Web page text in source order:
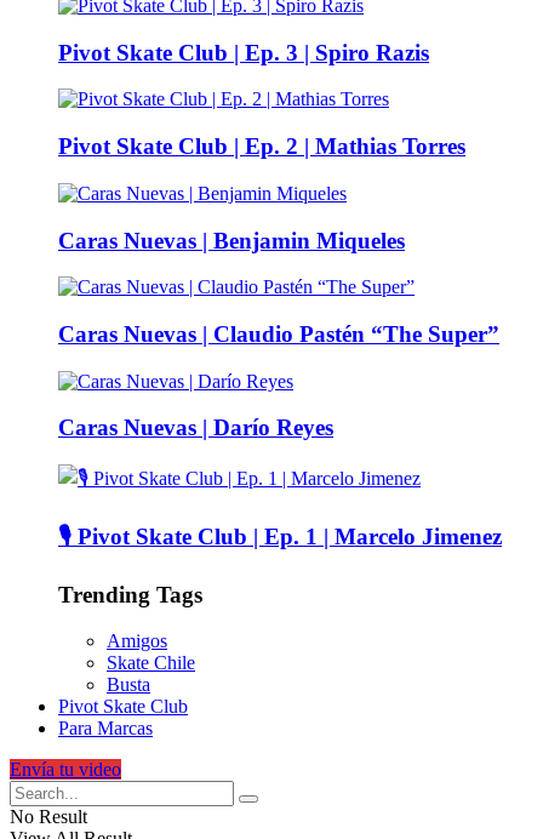
Pivot Skate Club | Ep. 3 | Spiro Razis
Pivot Skate Club | Ep. 2 | Mathias Torres
Caras Nuevas | Benjamin Miqueles
Caras Nuevas | Claudio Pastén “The Super”
Caras Nuevas | Darío Reyes
🎙️ Pivot Skate Club | Ep. 1 | Marcelo Jimenez
Trending Tags
Amigos
Skate Chile
Busta
Pivot Skate Club
Para Marcas
Envía tu video
No Result